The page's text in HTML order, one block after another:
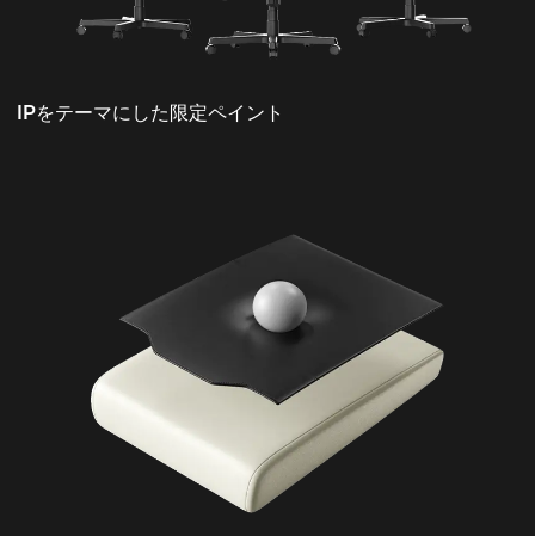
IPをテーマにした限定ペイント